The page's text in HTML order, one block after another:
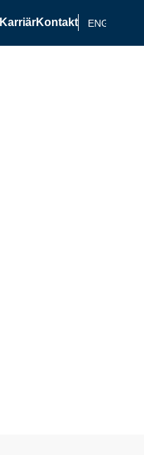
KarriärKontakt ENGELSKA